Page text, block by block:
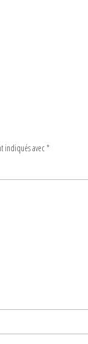
indiqués avec*